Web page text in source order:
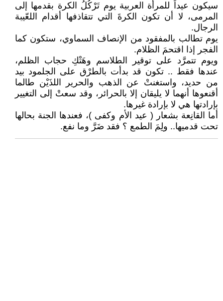
سيكون عيداً للمرأة العربية يوم تَرْكُلُ الكرة بقدمها إلى
المرمى، لا أن تكون الكرةَ التي تتقاذفها أقدام اللعّيبة
الرجال.
يوم تطالب بالمفقود من الإنصاف السماوي، ستكون كما
الفجر إذا اقتحمَ الظلام.
ويوم تتمرَّد على توقير الطلاسم وهَتْكِ حجاب الظلم،
عندها فقط .. تكون قد بدأت بالطرْق على الجلمود بيد
من حديد، واستغنتْ عن الذهب والحرير اللذَيْن طالما
أقنعوها أنهما لا يليقان إلا بالحرائر، وقد سعتْ إلى التغيير
بإرادتها هي لا بإرادة غيرها.
أما القانِعة بشعار ( عيد الأم وكفى )، فعندها الجنة بحالها
تحت قدميها.. ولِمَ الطمع ؟ فقد ضَرَّ وما نفع.